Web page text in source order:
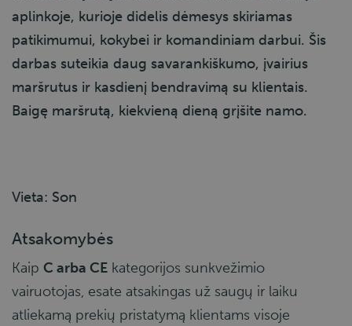
aplinkoje, kurioje didelis dėmesys skiriamas
patikimumui, kokybei ir komandiniam darbui. Šis
darbas suteikia daug savarankiškumo, įvairius
maršrutus ir kasdienį bendravimą su klientais.
Baigę maršrutą, kiekvieną dieną grįšite namo.
Vieta: Son
Atsakomybės
Kaip C arba CE kategorijos sunkvežimio
vairuotojas, esate atsakingas už saugų ir laiku
atliekamą prekių pristatymą klientams visoje